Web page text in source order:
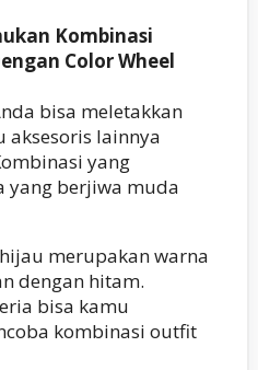
Kombinasi
Color Wheel
bisa meletakkan
aksesoris lainnya
yang
yang berjiwa muda
merupakan warna
dengan hitam.
bisa kamu
kombinasi outfit